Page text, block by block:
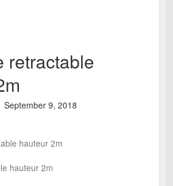
retractable
September 9, 2018
hauteur 2m